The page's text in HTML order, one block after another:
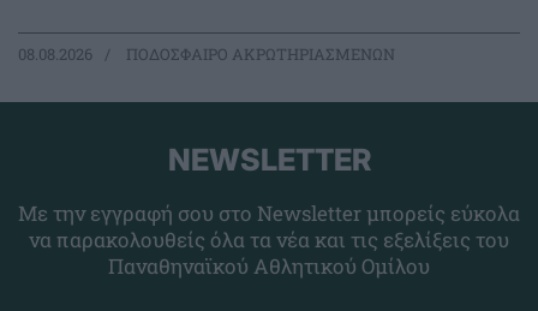
08.08.2026 ΠΟΔΟΣΦΑΙΡΟ ΑΚΡΩΤΗΡΙΑΣΜΕΝΩΝ
NEWSLETTER
Με την εγγραφή σου στο Newsletter μπορείς εύκολα
να παρακολουθείς όλα τα νέα και τις εξελίξεις του
Παναθηναϊκού Αθλητικού Ομίλου